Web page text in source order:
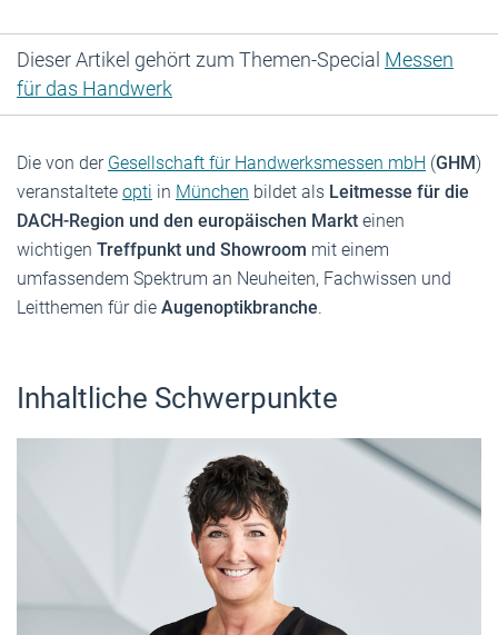
Dieser Artikel gehört zum Themen-Special Messen
für das Handwerk
Die von der Gesellschaft für Handwerksmessen mbH (GHM)
veranstaltete opti in München bildet als Leitmesse für die
DACH-Region und den europäischen Markt einen
wichtigen Treffpunkt und Showroom mit einem
umfassendem Spektrum an Neuheiten, Fachwissen und
Leitthemen für die Augenoptikbranche.
Inhaltliche Schwerpunkte